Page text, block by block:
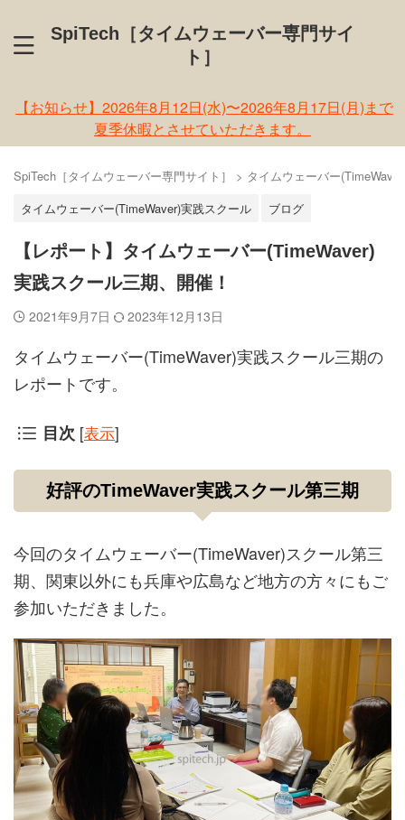
SpiTech［タイムウェーバー専門サイ
ト］
【お知らせ】2026年8月12日(水)〜2026年8月17日(月)まで
夏季休暇とさせていただきます。
SpiTech［タイムウェーバー専門サイト］ > タイムウェーバー
タイムウェーバー(TimeWaver)実践スクール
ブログ
【レポート】タイムウェーバー(TimeWaver)
実践スクール三期、開催！
2021年9月7日 2023年12月13日
タイムウェーバー(TimeWaver)実践スクール三期の
レポートです。
目次 [表示]
好評のTimeWaver実践スクール第三期
今回のタイムウェーバー(TimeWaver)スクール第三
期、関東以外にも兵庫や広島など地方の方々にもご
参加いただきました。